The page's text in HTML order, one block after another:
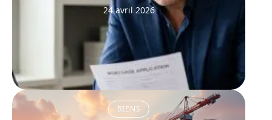
24 avril 2026
BIENS